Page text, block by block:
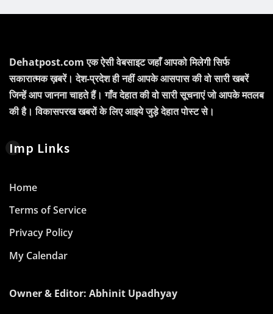
Dehatpost.com एक ऐसी वेबसाइट जहाँ आपको मिलेगी सिर्फ
सकारात्मक ख़बरें। देश-प्रदेश ही नहीं आपके आसपास की वो सारी खबरें
जिन्हें आप जानना चाहते हैं। गाँव देहात की वो सारी सूचनाएं जो आपके मतलब
की है। विकासपरख खबरों के लिए आइये जुड़े देहात पोस्ट से।
Imp Links
Home
Terms of Service
Privacy Policy
My Calendar
Owner & Editor: Abhinit Upadhyay